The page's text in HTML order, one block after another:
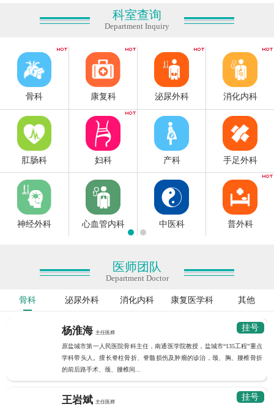
科室查询
Department Inquiry
骨科 康复科 泌尿外科 消化内科
肛肠科 妇科 产科 手足外科
神经外科 心血管内科 中医科 普外科
医师团队
Department Doctor
骨科 泌尿外科 消化内科 康复医学科 其他
杨淮海 主任医师
原盐城市第一人民医院骨科主任，南通医学院教授，盐城市“135工程”重点
学科带头人。擅长脊柱骨折、脊髓损伤及肿瘤的诊治，颈、胸、腰椎骨折
的前后路手术、颈、腰椎间...
挂号
王岩斌 主任医师
挂号